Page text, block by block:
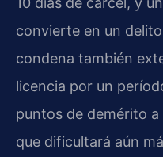
convierte en un
condena también
licencia por un
puntos de demérito
que dificultará aún